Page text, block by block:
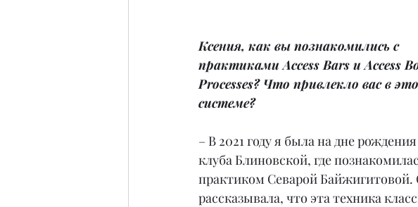
Ксения, как вы познакомились с
практиками Access Bars и Access
Processes? Что привлекло вас в
системе?
– В 2021 году я была на дне рождения
клуба Блиновской, где
практиком Севарой Байжигитовой.
рассказывала, что эта техника